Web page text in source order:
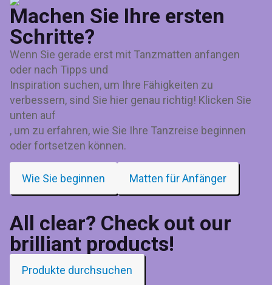
Machen Sie Ihre ersten
Schritte?
Wenn Sie gerade erst mit Tanzmatten anfangen
oder nach Tipps und
Inspiration suchen, um Ihre Fähigkeiten zu
verbessern, sind Sie hier genau richtig! Klicken Sie
unten auf
, um zu erfahren, wie Sie Ihre Tanzreise beginnen
oder fortsetzen können.
Wie Sie beginnen Matten für Anfänger
All clear? Check out our
brilliant products!
Produkte durchsuchen